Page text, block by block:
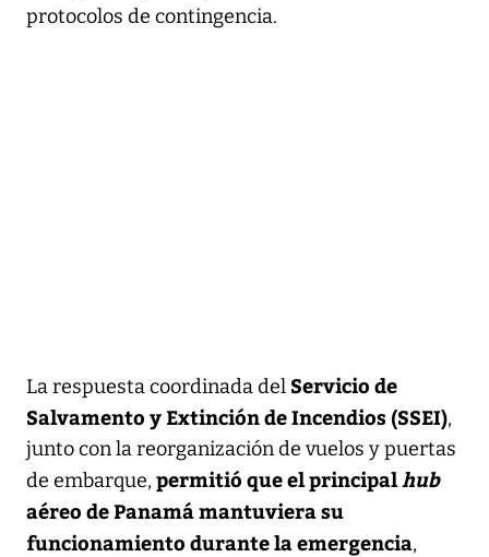
protocolos de contingencia.
La respuesta coordinada del Servicio de
Salvamento y Extinción de Incendios (SSEI),
junto con la reorganización de vuelos y puertas
de embarque, permitió que el principalhub
aéreo de Panamá mantuviera su
funcionamiento durante la emergencia,